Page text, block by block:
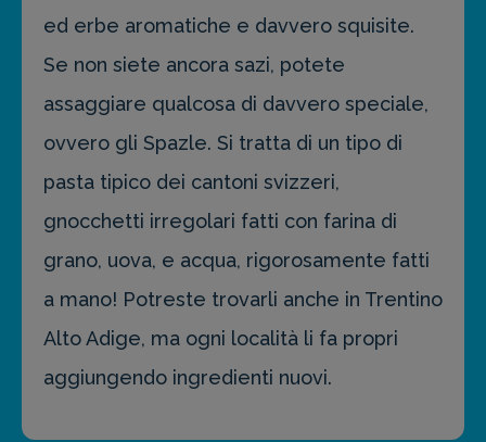
ed erbe aromatiche e davvero squisite.
Se non siete ancora sazi, potete
assaggiare qualcosa di davvero speciale,
ovvero gli Spazle. Si tratta di un tipo di
pasta tipico dei cantoni svizzeri,
gnocchetti irregolari fatti con farina di
grano, uova, e acqua, rigorosamente fatti
a mano! Potreste trovarli anche in Trentino
Alto Adige, ma ogni località li fa propri
aggiungendo ingredienti nuovi.